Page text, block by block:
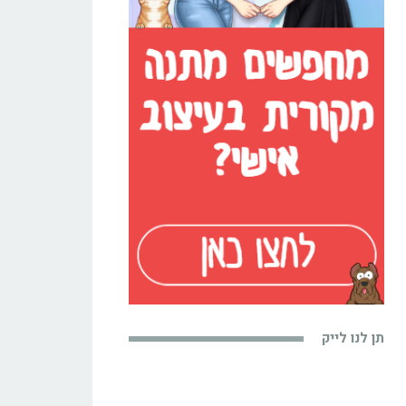
תן לנו לייק